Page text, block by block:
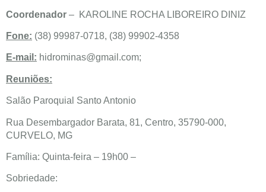
Coordenador – KAROLINE ROCHA LIBOREIRO DINIZ
Fone: (38) 99987-0718, (38) 99902-4358
E-mail: hidrominas@gmail.com;
Reuniões:
Salão Paroquial Santo Antonio
Rua Desembargador Barata, 81, Centro, 35790-000,
CURVELO, MG
Família: Quinta-feira – 19h00 –
Sobriedade: